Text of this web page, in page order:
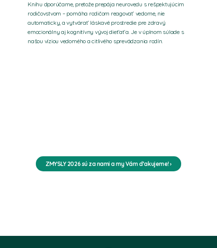
Knihu dporúčame, pretože prepája neurovedu s rešpektujúcim
rodičovstvom – pomáha rodičom reagovať vedome, nie
automaticky, a vytvárať láskavé prostredie pre zdravý
emocionálny aj kognitívny vývoj dieťaťa. Je v úplnom súlade s
našou víziou vedomého a citlivého sprevádzania rodín.
ZMYSLY 2026 sú za nami a my Vám ďakujeme! ›